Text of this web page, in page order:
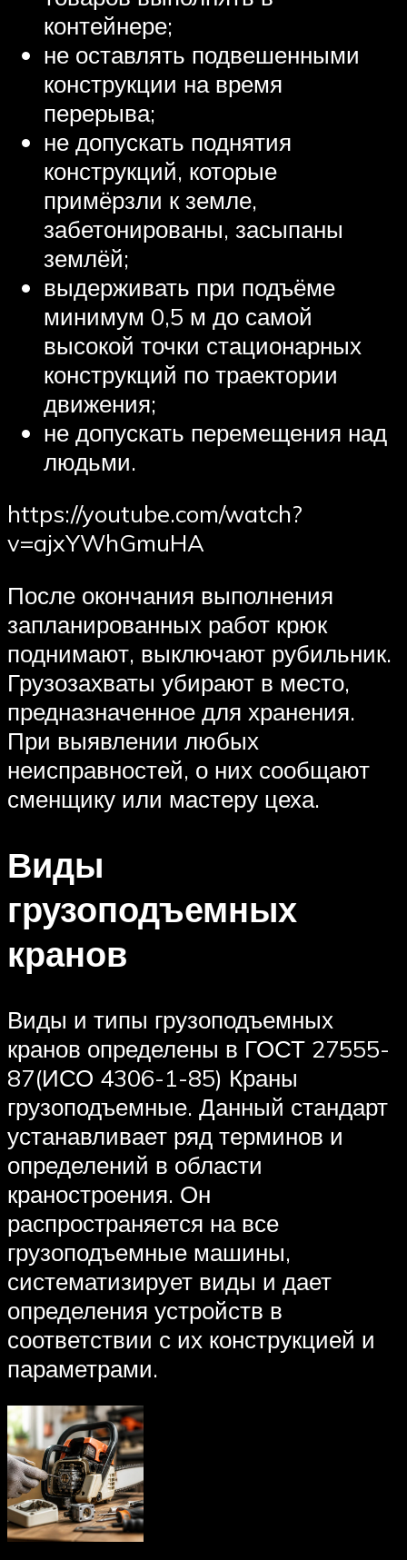
контейнере;
не оставлять подвешенными
конструкции на время
перерыва;
не допускать поднятия
конструкций, которые
примёрзли к земле,
забетонированы, засыпаны
землёй;
выдерживать при подъёме
минимум 0,5 м до самой
высокой точки стационарных
конструкций по траектории
движения;
не допускать перемещения над
людьми.
https://youtube.com/watch?
v=ajxYWhGmuHA
После окончания выполнения
запланированных работ крюк
поднимают, выключают рубильник.
Грузозахваты убирают в место,
предназначенное для хранения.
При выявлении любых
неисправностей, о них сообщают
сменщику или мастеру цеха.
Виды
грузоподъемных
кранов
Виды и типы грузоподъемных
кранов определены в ГОСТ 27555-
87(ИСО 4306-1-85) Краны
грузоподъемные. Данный стандарт
устанавливает ряд терминов и
определений в области
краностроения. Он
распространяется на все
грузоподъемные машины,
систематизирует виды и дает
определения устройств в
соответствии с их конструкцией и
параметрами.